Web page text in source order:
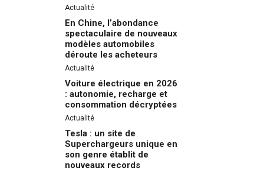
Actualité
En Chine, l’abondance
spectaculaire de nouveaux
modèles automobiles
déroute les acheteurs
Actualité
Voiture électrique en 2026
: autonomie, recharge et
consommation décryptées
Actualité
Tesla : un site de
Superchargeurs unique en
son genre établit de
nouveaux records